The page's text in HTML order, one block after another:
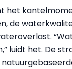
het
de
luidt het. De